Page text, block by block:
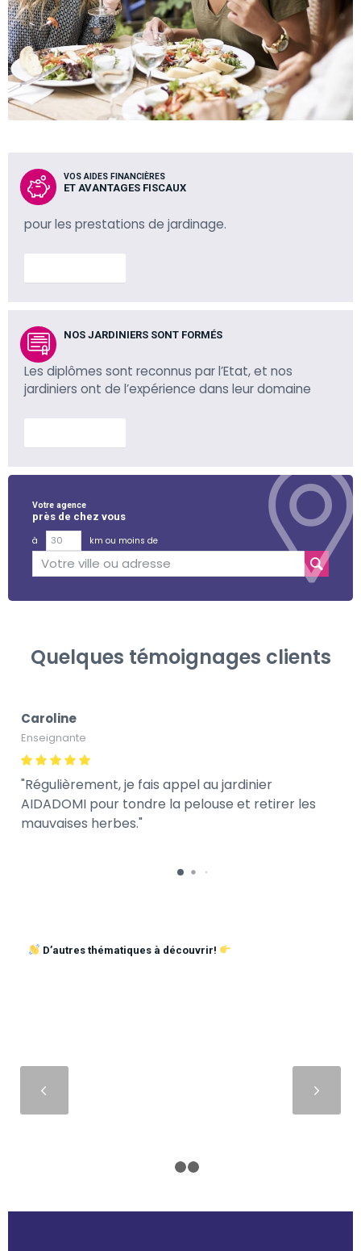
VOS AIDES FINANCIÈRES
ET AVANTAGES FISCAUX
pour les prestations de jardinage.
NOS JARDINIERS SONT FORMÉS
Les diplômes sont reconnus par l’Etat, et nos
jardiniers ont de l’expérience dans leur domaine
Votre agence
près de chez vous
à
km ou moins de
Quelques témoignages clients
Caroline
Enseignante
Régulièrement, je fais appel au jardinier
AIDADOMI pour tondre la pelouse et retirer les
mauvaises herbes.
D’autres thématiques à découvrir!